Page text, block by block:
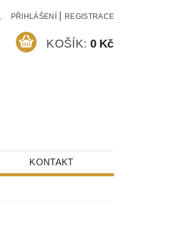
PŘIHLÁŠENÍ REGISTRACE
KOŠÍK: 0 Kč
KONTAKT